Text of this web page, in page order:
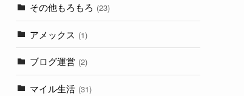
その他もろもろ (23)
アメックス (1)
ブログ運営 (2)
マイル生活 (31)